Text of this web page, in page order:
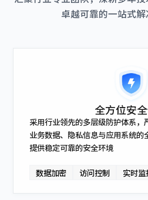
卓越可靠的一站式
全方位安
采用行业领先的多层级防护体系，
业务数据、隐私信息与应用系统的
提供稳定可靠的安全环境
数据加密 访问控制 实时监